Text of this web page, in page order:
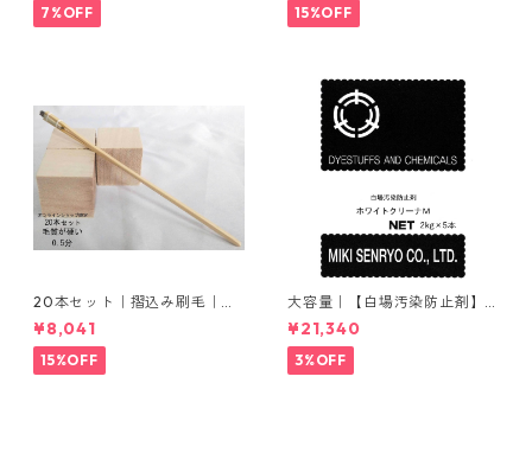
7%OFF 15%OFF
20本セット｜摺込み刷毛｜夏
毛（毛質が硬い）0.5分
¥8,041
15%OFF
大容量｜【白場汚染防止剤】
｜2kg×5本｜ホワイトクリー
ナＭ
¥21,340
3%OFF